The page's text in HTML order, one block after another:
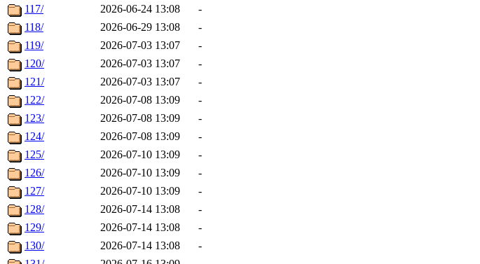
117/
2026-06-24 13:08
-
118/
2026-06-29 13:08
-
119/
2026-07-03 13:07
-
120/
2026-07-03 13:07
-
121/
2026-07-03 13:07
-
122/
2026-07-08 13:09
-
123/
2026-07-08 13:09
-
124/
2026-07-08 13:09
-
125/
2026-07-10 13:09
-
126/
2026-07-10 13:09
-
127/
2026-07-10 13:09
-
128/
2026-07-14 13:08
-
129/
2026-07-14 13:08
-
130/
2026-07-14 13:08
-